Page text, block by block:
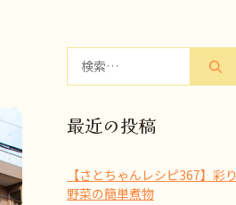
最近の投稿
【さとちゃんレシピ367】彩り
野菜の簡単煮物